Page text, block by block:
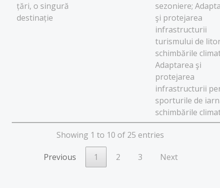
țări, o singură
destinație
sezoniere;
şi protejarea
infrastructurii
turismului de
schimbările
Adaptarea şi
protejarea
infrastructurii
sporturile de
schimbările
Showing 1 to 10 of 25 entries
Previous 1 2 3 Next